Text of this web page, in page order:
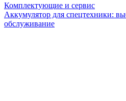
Комплектующие и сервис
Аккумулятор для спецтехники:
обслуживание